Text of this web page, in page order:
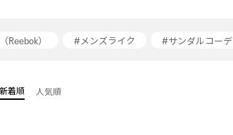
Reebok） #メンズライク #サンダルコーデ
新着順 人気順